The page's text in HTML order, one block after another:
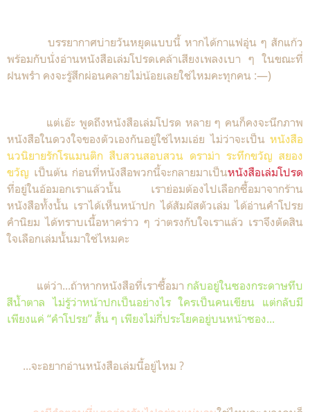
บรรยากาศบ่ายวันหยุดแบบนี้ หากได้กาแฟอุ่น ๆ สักแก้ว
พร้อมกับนั่งอ่านหนังสือเล่มโปรดเคล้าเสียงเพลงเบา ๆ ในขณะที่
ฝนพรำ คงจะรู้สึกผ่อนคลายไม่น้อยเลยใช่ไหมคะทุกคน :—)
แต่เอ๊ะ พูดถึงหนังสือเล่มโปรด หลาย ๆ คนก็คงจะนึกภาพ
หนังสือในดวงใจของตัวเองกันอยู่ใช่ไหมเอ่ย ไม่ว่าจะเป็น หนังสือ
นวนิยายรักโรแมนติก สืบสวนสอบสวน ดราม่า ระทึกขวัญ สยอง
ขวัญ เป็นต้น ก่อนที่หนังสือพวกนี้จะกลายมาเป็นหนังสือเล่มโปรด
ที่อยู่ในอ้อมอกเราแล้วนั้น เราย่อมต้องไปเลือกซื้อมาจากร้าน
หนังสือทั้งนั้น เราได้เห็นหน้าปก ได้สัมผัสตัวเล่ม ได้อ่านคำโปรย
คำนิยม ได้ทราบเนื้อหาคร่าว ๆ ว่าตรงกับใจเราแล้ว เราจึงตัดสิน
ใจเลือกเล่มนั้นมาใช่ไหมคะ
แต่ว่า...ถ้าหากหนังสือที่เราซื้อมา กลับอยู่ในซองกระดาษทึบ
สีน้ำตาล ไม่รู้ว่าหน้าปกเป็นอย่างไร ใครเป็นคนเขียน แต่กลับมี
เพียงแค่ “คำโปรย” สั้น ๆ เพียงไม่กี่ประโยคอยู่บนหน้าซอง...
...จะอยากอ่านหนังสือเล่มนี้อยู่ไหม ?